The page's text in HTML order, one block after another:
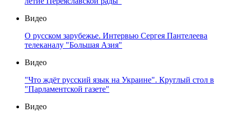
Видео
О русском зарубежье. Интервью Сергея Пантелеева
телеканалу "Большая Азия"
Видео
"Что ждёт русский язык на Украине". Круглый стол в
"Парламентской газете"
Видео